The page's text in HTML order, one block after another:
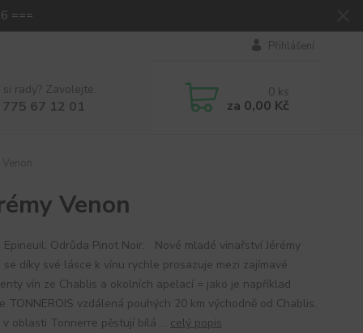
===
Přihlášení
si rady? Zavolejte.
775 67 12 01
0 ks
za 0,00 Kč
Venon
Odrůda Pinot Noir. Nové mladé vinařství Jérémy
díky své lásce k vínu rychle prosazuje mezi zajímavé
vín ze Chablis a okolních apelací = jako je například
TONNEROIS vzdálená pouhých 20 km východně od Chablis.
v oblasti Tonnerre pěstují bílá ... celý popis